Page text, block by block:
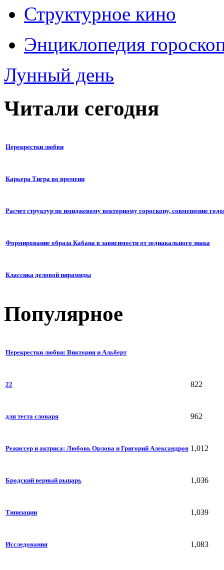
Структурное кино
Энциклопедия
Лунный день
Читали сегодня
Перекрестки любви
Карьера Тигра во времени
Расчет структур по имиджевому векторному гороскопу, совмещение
Формирование образа Кабана в зависимости от зодиакального знака
Классика деловой пирамиды
Популярное
Перекрестки любви: Виктория и Альберт
22 822
для теста словаря 962
Режиссер и актриса: Любовь Орлова и Григорий Александров 1,012
Бродский верный рыцарь 1,036
Типизации 1,039
Исследования 1,083